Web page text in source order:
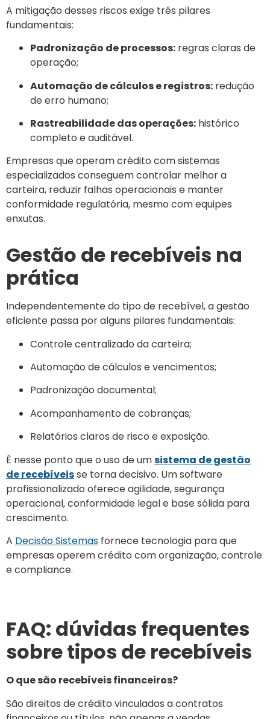
A mitigação desses riscos exige três pilares
fundamentais:
Padronização de processos: regras claras de
operação;
Automação de cálculos e registros: redução
de erro humano;
Rastreabilidade das operações: histórico
completo e auditável.
Empresas que operam crédito com sistemas
especializados conseguem controlar melhor a
carteira, reduzir falhas operacionais e manter
conformidade regulatória, mesmo com equipes
enxutas.
Gestão de recebíveis na
prática
Independentemente do tipo de recebível, a gestão
eficiente passa por alguns pilares fundamentais:
Controle centralizado da carteira;
Automação de cálculos e vencimentos;
Padronização documental;
Acompanhamento de cobranças;
Relatórios claros de risco e exposição.
É nesse ponto que o uso de umsistema de gestão
de recebíveisse torna decisivo. Um software
profissionalizado oferece agilidade, segurança
operacional, conformidade legal e base sólida para
crescimento.
A Decisão Sistemas fornece tecnologia para que
empresas operem crédito com organização, controle
e compliance.
FAQ: dúvidas frequentes
sobre tipos de recebíveis
O que são recebíveis financeiros?
São direitos de crédito vinculados a contratos